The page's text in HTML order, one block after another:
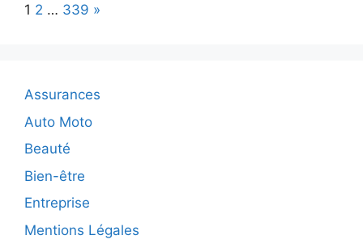
Page:
1 2 … 339 Next
»
Assurances
Auto Moto
Beauté
Bien-être
Entreprise
Mentions Légales